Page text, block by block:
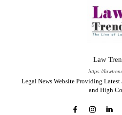
Law
https://
Legal News Website Providing Latest
and High